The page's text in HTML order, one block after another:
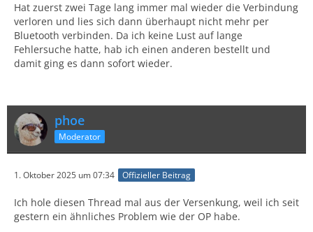
Hat zuerst zwei Tage lang immer mal wieder die Verbindung
verloren und lies sich dann überhaupt nicht mehr per
Bluetooth verbinden. Da ich keine Lust auf lange
Fehlersuche hatte, hab ich einen anderen bestellt und
damit ging es dann sofort wieder.
phoe
Moderator
1. Oktober 2025 um 07:34 Offizieller Beitrag
Ich hole diesen Thread mal aus der Versenkung, weil ich seit
gestern ein ähnliches Problem wie der OP habe.